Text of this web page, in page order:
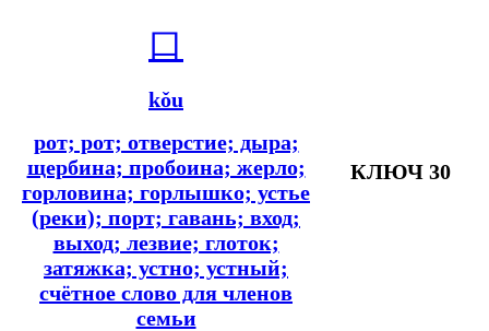
口
kǒu
рот; рот; отверстие; дыра;
щербина; пробоина; жерло;
горловина; горлышко; устье
(реки); порт; гавань; вход;
выход; лезвие; глоток;
затяжка; устно; устный;
счётное слово для членов
семьи
КЛЮЧ 30